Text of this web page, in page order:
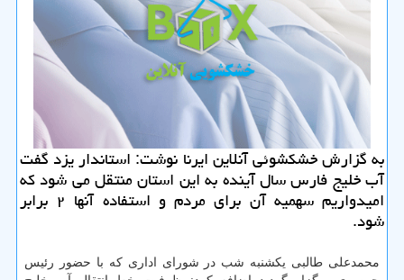
به گزارش خشكشوئی آنلاین ایرنا نوشت: استاندار یزد گفت
آب خلیج فارس سال آینده به این استان منتقل می شود كه
امیدواریم سهمیه آن برای مردم و استفاده آنها ۲ برابر
شود.
محمدعلی طالبی یكشنبه شب در شورای اداری كه با حضور رئیس